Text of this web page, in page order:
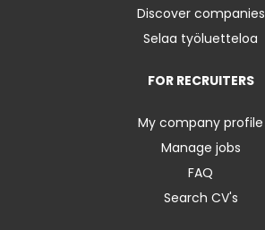
Discover companies
Selaa työluetteloa
FOR RECRUITERS
My company profile
Manage jobs
FAQ
Search CV's